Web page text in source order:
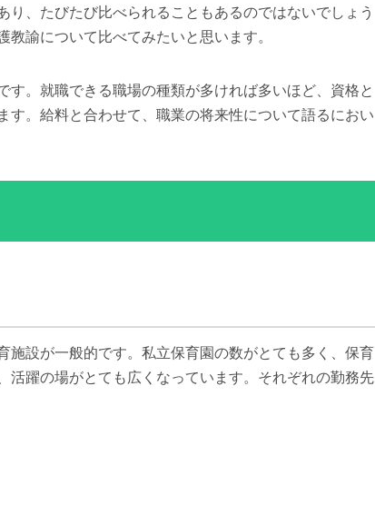
り、たびたび比べられることもあるのではないでしょう
諭について比べてみたいと思います。
す。就職できる職場の種類が多ければ多いほど、資格と
す。給料と合わせて、職業の将来性について語るにおい
施設が一般的です。私立保育園の数がとても多く、保育
活躍の場がとても広くなっています。それぞれの勤務先